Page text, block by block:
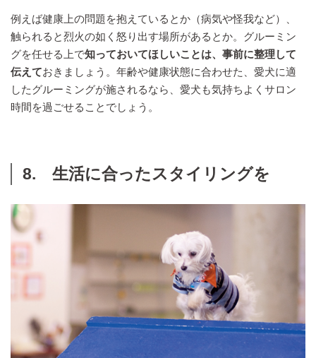
例えば健康上の問題を抱えているとか（病気や怪我など）、
触られると烈火の如く怒り出す場所があるとか。グルーミン
グを任せる上で知っておいてほしいことは、事前に整理して
伝えておきましょう。年齢や健康状態に合わせた、愛犬に適
したグルーミングが施されるなら、愛犬も気持ちよくサロン
時間を過ごせることでしょう。
8. 生活に合ったスタイリングを